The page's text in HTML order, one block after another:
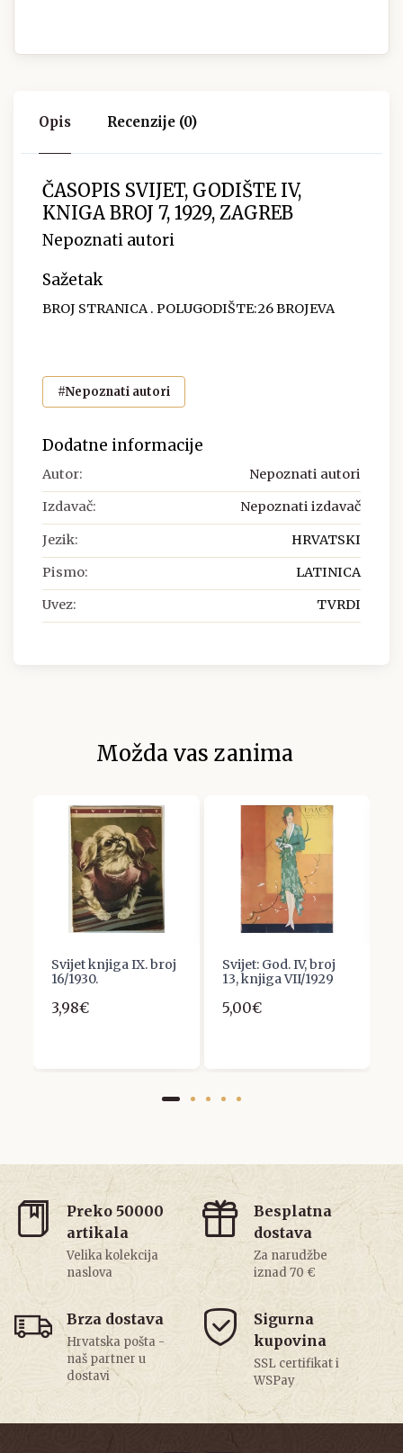
Opis Recenzije (0)
ČASOPIS SVIJET, GODIŠTE IV,
KNIGA BROJ 7, 1929, ZAGREB
Nepoznati autori
Sažetak
BROJ STRANICA . POLUGODIŠTE:26 BROJEVA
#Nepoznati autori
Dodatne informacije
Autor: Nepoznati autori
Izdavač: Nepoznati izdavač
Jezik: HRVATSKI
Pismo: LATINICA
Uvez: TVRDI
Možda vas zanima
Svijet knjiga IX. broj
16/1930.
3,98€
Svijet: God. IV, broj
13, knjiga VII/1929
5,00€
Preko 50000
artikala
Velika kolekcija
naslova
Besplatna
dostava
Za narudžbe
iznad 70 €
Brza dostava
Hrvatska pošta -
naš partner u
dostavi
Sigurna
kupovina
SSL certifikat i
WSPay